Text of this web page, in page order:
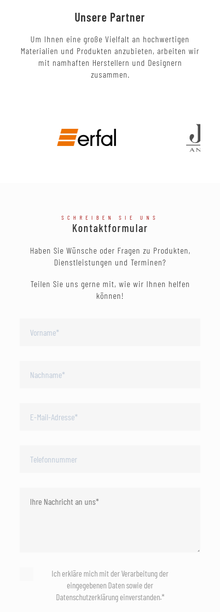
Unsere Partner
Um Ihnen eine große Vielfalt an hochwertigen
Materialien und Produkten anzubieten, arbeiten wir
mit namhaften Herstellern und Designern
zusammen.
SCHREIBEN SIE UNS
Kontaktformular
Haben Sie Wünsche oder Fragen zu Produkten,
Dienstleistungen und Terminen?
Teilen Sie uns gerne mit, wie wir Ihnen helfen
können!
Ich erkläre mich mit der Verarbeitung der
eingegebenen Daten sowie der
Datenschutzerklärung einverstanden.*